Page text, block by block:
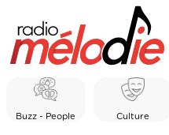
Buzz - People Culture